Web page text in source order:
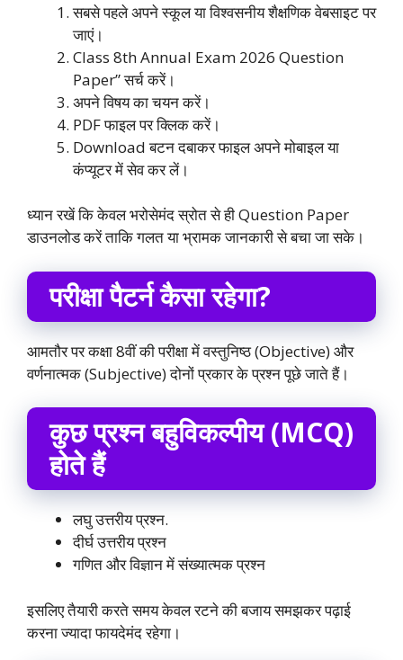
सबसे पहले अपने स्कूल या विश्वसनीय शैक्षणिक वेबसाइट पर
जाएं।
Class 8th Annual Exam 2026 Question
Paper” सर्च करें।
अपने विषय का चयन करें।
PDF फाइल पर क्लिक करें।
Download बटन दबाकर फाइल अपने मोबाइल या
कंप्यूटर में सेव कर लें।
ध्यान रखें कि केवल भरोसेमंद स्रोत से ही Question Paper
डाउनलोड करें ताकि गलत या भ्रामक जानकारी से बचा जा सके।
परीक्षा पैटर्न कैसा रहेगा?
आमतौर पर कक्षा 8वीं की परीक्षा में वस्तुनिष्ठ (Objective) और
वर्णनात्मक (Subjective) दोनों प्रकार के प्रश्न पूछे जाते हैं।
कुछ प्रश्न बहुविकल्पीय (MCQ)
होते हैं
लघु उत्तरीय प्रश्न.
दीर्घ उत्तरीय प्रश्न
गणित और विज्ञान में संख्यात्मक प्रश्न
इसलिए तैयारी करते समय केवल रटने की बजाय समझकर पढ़ाई
करना ज्यादा फायदेमंद रहेगा।